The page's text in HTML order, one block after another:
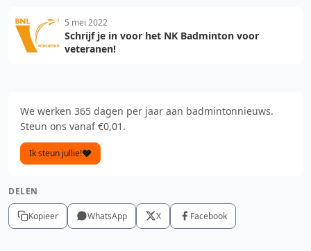
5 mei 2022
Schrijf je in voor het NK Badminton voor
veteranen!
We werken 365 dagen per jaar aan badmintonnieuws.
Steun ons vanaf €0,01.
Ik steun jullie!
DELEN
Kopieer WhatsApp X Facebook